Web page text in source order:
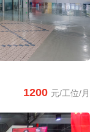
1200 元/工位/月